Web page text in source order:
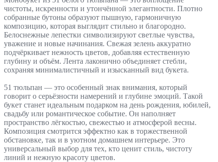
чистоты, искренности и утончённой элегантности. Плотно
собранные бутоны образуют пышную, гармоничную
композицию, которая выглядит стильно и благородно.
Белоснежные лепестки символизируют светлые чувства,
уважение и новые начинания. Свежая зелень аккуратно
подчёркивает нежность цветов, добавляя естественную
глубину и объём. Лента лаконично объединяет стебли,
сохраняя минималистичный и изысканный вид букета.
51 тюльпан — это особенный знак внимания, который
говорит о серьёзности намерений и глубине эмоций. Такой
букет станет идеальным подарком на день рождения, юбилей,
свадьбу или романтическое событие. Он наполняет
пространство лёгкостью, свежестью и атмосферой весны.
Композиция смотрится эффектно как в торжественной
обстановке, так и в уютном домашнем интерьере. Это
универсальный выбор для тех, кто ценит стиль, чистоту
линий и нежную красоту цветов.